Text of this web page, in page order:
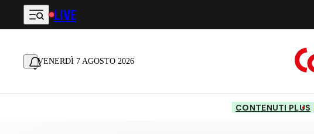
Vai al contenuto principale
LIVE
VENERDÌ 7 AGOSTO 2026
CONTENUTI PLUS